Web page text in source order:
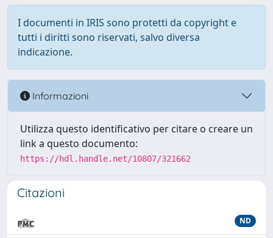
I documenti in IRIS sono protetti da copyright e
tutti i diritti sono riservati, salvo diversa
indicazione.
Informazioni
Utilizza questo identificativo per citare o creare un
link a questo documento:
https://hdl.handle.net/10807/321662
Citazioni
ND